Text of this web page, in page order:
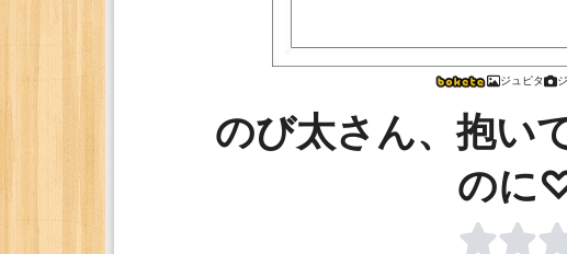
ジュピタ
のび太さん、抱い
のに